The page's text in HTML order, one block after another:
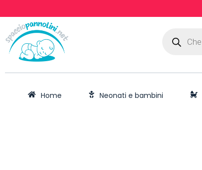
Home Neonati e bambini